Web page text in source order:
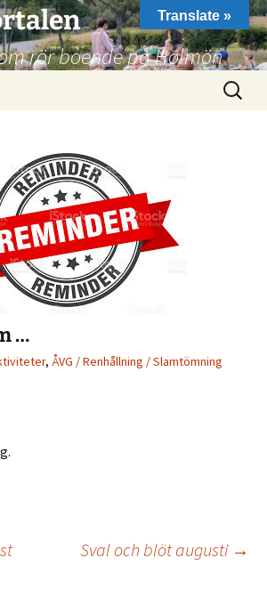
rör boende på Holmön
Sök
efter:
…
, ÅVG / Renhållning / Slamtömning
Sval och blöt augusti →
Translate »